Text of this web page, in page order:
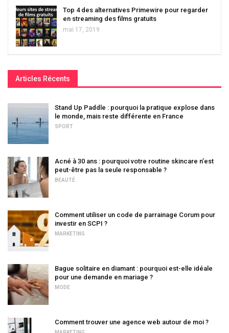
Top 4 des alternatives Primewire pour regarder
en streaming des films gratuits
mai 17, 2019
Articles Récents
Stand Up Paddle : pourquoi la pratique explose dans
le monde, mais reste différente en France
SPORT
Acné à 30 ans : pourquoi votre routine skincare n’est
peut-être pas la seule responsable ?
BEAUTÉ
Comment utiliser un code de parrainage Corum pour
investir en SCPI ?
MARKETING
Bague solitaire en diamant : pourquoi est-elle idéale
pour une demande en mariage ?
MODE
Comment trouver une agence web autour de moi ?